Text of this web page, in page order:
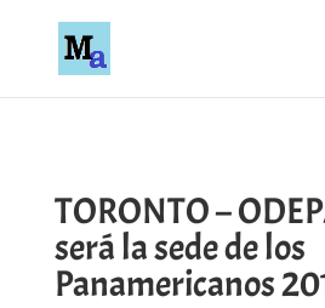
TORONTO –
será la sede de los
Panamericanos